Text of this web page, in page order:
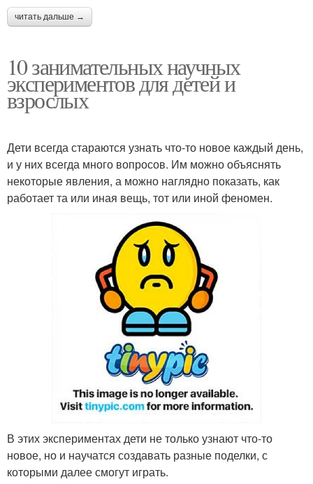
читать дальше →
10 занимательных научных
экспериментов для детей и
взрослых
Дети всегда стараются узнать что-то новое каждый день,
и у них всегда много вопросов. Им можно объяснять
некоторые явления, а можно наглядно показать, как
работает та или иная вещь, тот или иной феномен.
В этих экспериментах дети не только узнают что-то
новое, но и научатся создавать разные поделки, с
которыми далее смогут играть.